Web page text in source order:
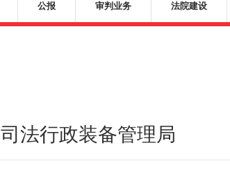
公报 审判业务 法院建设
司法行政装备管理局